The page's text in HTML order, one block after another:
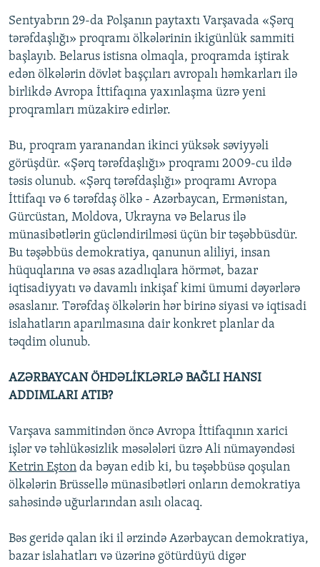
BIZIMLƏ ƏLAQƏ
XƏBƏR BÜLLETENLƏRIMIZ
Sentyabrın 29-da Polşanın paytaxtı Varşavada «Şərq
tərəfdaşlığı» proqramı ölkələrinin ikigünlük sammiti
başlayıb. Belarus istisna olmaqla, proqramda iştirak
edən ölkələrin dövlət başçıları avropalı həmkarları ilə
birlikdə Avropa İttifaqına yaxınlaşma üzrə yeni
proqramları müzakirə edirlər.
Bu, proqram yaranandan ikinci yüksək səviyyəli
görüşdür. «Şərq tərəfdaşlığı» proqramı 2009-cu ildə
təsis olunub. «Şərq tərəfdaşlığı» proqramı Avropa
İttifaqı və 6 tərəfdaş ölkə - Azərbaycan, Ermənistan,
Gürcüstan, Moldova, Ukrayna və Belarus ilə
münasibətlərin gücləndirilməsi üçün bir təşəbbüsdür.
Bu təşəbbüs demokratiya, qanunun aliliyi, insan
hüquqlarına və əsas azadlıqlara hörmət, bazar
iqtisadiyyatı və davamlı inkişaf kimi ümumi dəyərlərə
əsaslanır. Tərəfdaş ölkələrin hər birinə siyasi və iqtisadi
islahatların aparılmasına dair konkret planlar da
təqdim olunub.
AZƏRBAYCAN ÖHDƏLİKLƏRLƏ BAĞLI HANSI
ADDIMLARI ATIB?
Varşava sammitindən öncə Avropa İttifaqının xarici
işlər və təhlükəsizlik məsələləri üzrə Ali nümayəndəsi
Ketrin Eşton da bəyan edib ki, bu təşəbbüsə qoşulan
ölkələrin Brüssellə münasibətləri onların demokratiya
sahəsində uğurlarından asılı olacaq.
Bəs geridə qalan iki il ərzində Azərbaycan demokratiya,
bazar islahatları və üzərinə götürdüyü digər